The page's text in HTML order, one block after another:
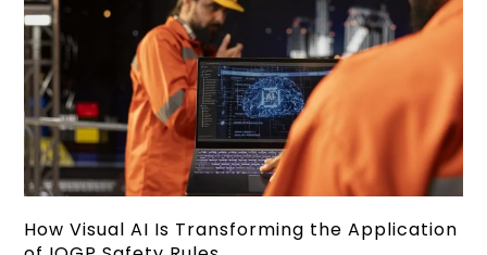
How Visual AI Is Transforming the Application